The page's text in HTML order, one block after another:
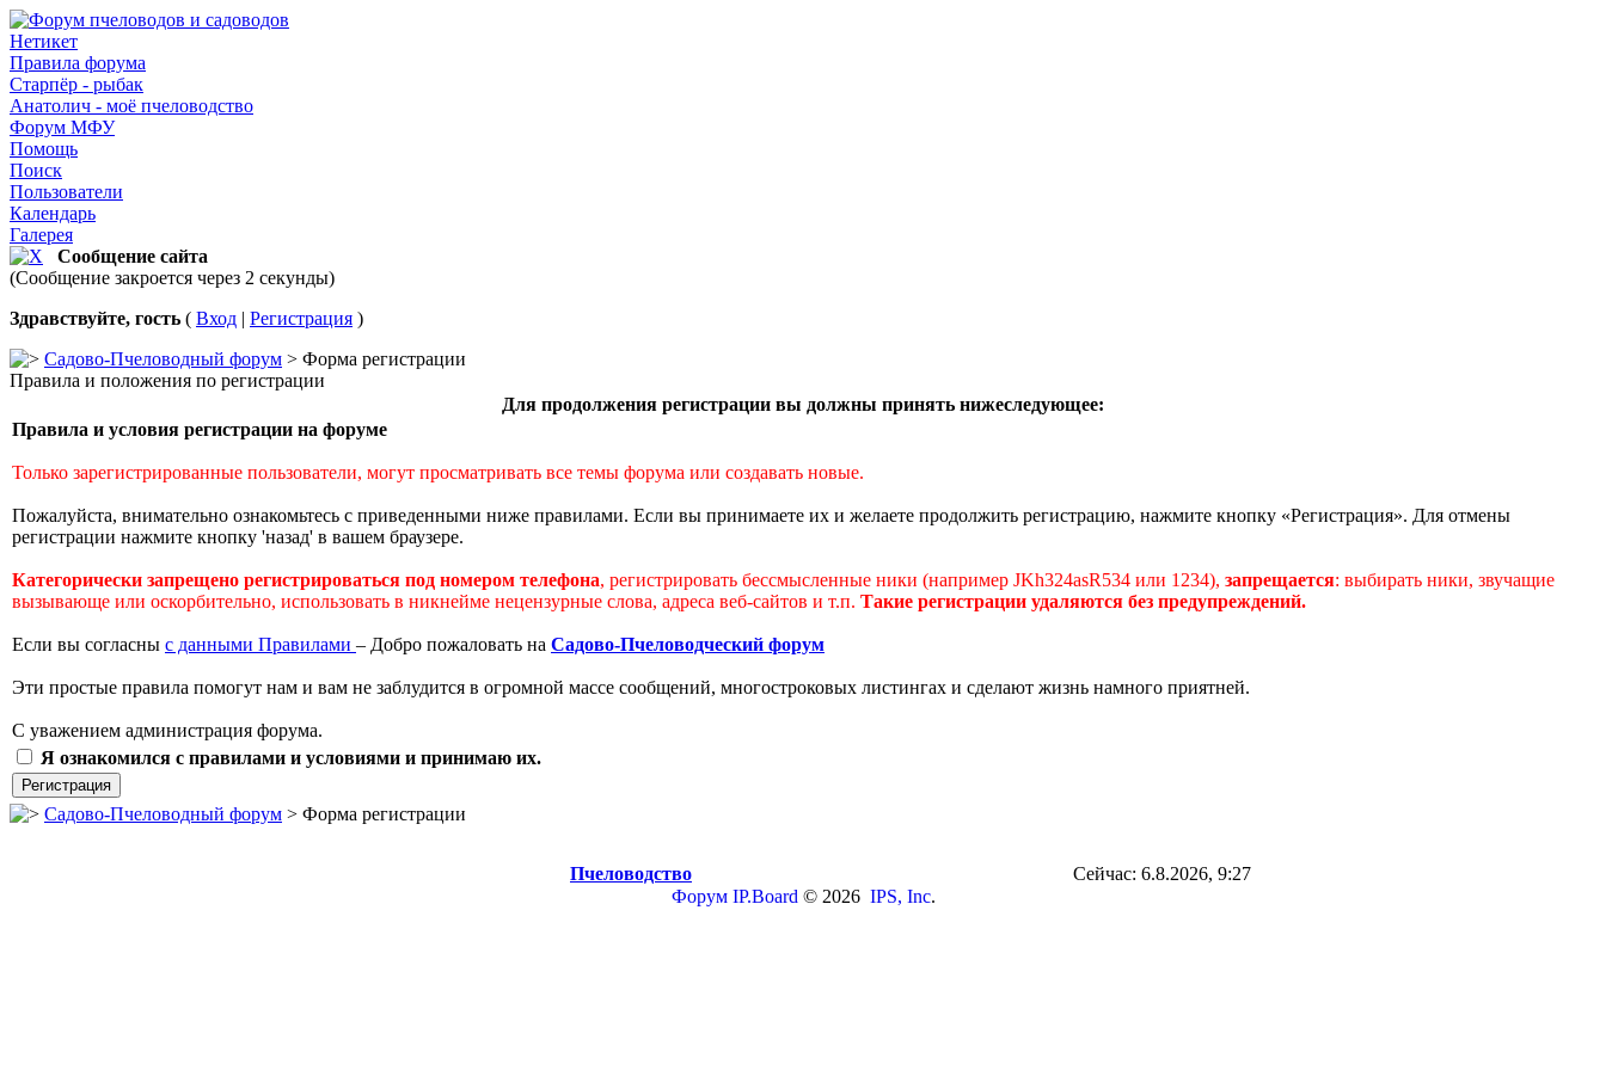
Нетикет
Правила форума
Старпёр - рыбак
Анатолич - моё пчеловодство
Форум МФУ
Помощь
Поиск
Пользователи
Календарь
Галерея
Сообщение сайта
(Сообщение закроется через 2 секунды)
Здравствуйте, гость ( Вход | Регистрация )
Садово-Пчеловодный форум > Форма регистрации
Правила и положения по регистрации
Для продолжения регистрации вы должны принять нижеследующее:
Правила и условия регистрации на форуме
Только зарегистрированные пользователи, могут просматривать все темы форума или создавать новые.
Пожалуйста, внимательно ознакомьтесь с приведенными ниже правилами. Если вы принимаете их и желаете продолжить регистрацию, нажмите кнопку «Регистрация». Для отмены
регистрации нажмите кнопку 'назад' в вашем браузере.
Категорически запрещено регистрироваться под номером телефона, регистрировать бессмысленные ники (например JKh324asR534 или 1234), запрещается: выбирать ники, звучащие
вызывающе или оскорбительно, использовать в никнейме нецензурные слова, адреса веб-сайтов и т.п. Такие регистрации удаляются без предупреждений.
Если вы согласны с данными Правилами – Добро пожаловать на Садово-Пчеловодческий форум
Эти простые правила помогут нам и вам не заблудится в огромной массе сообщений, многостроковых листингах и сделают жизнь намного приятней.
С уважением администрация форума.
Я ознакомился с правилами и условиями и принимаю их.
Садово-Пчеловодный форум > Форма регистрации
Пчеловодство
Сейчас: 6.8.2026, 9:27
Форум IP.Board © 2026 IPS, Inc.